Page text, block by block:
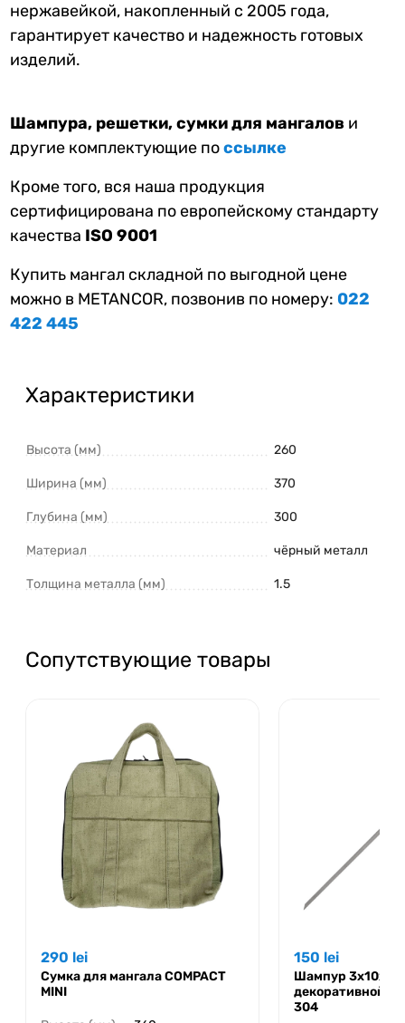
нержавейкой, накопленный с 2005 года,
гарантирует качество и надежность готовых
изделий.
Шампура, решетки, сумки для мангалов и
другие комплектующие поссылке
Кроме того, вся наша продукция
сертифицирована по европейскому стандарту
качества ISO 9001
Купить мангал складной по выгодной цене
можно в METANCOR, позвонив по номеру: 022
422 445
Характеристики
Высота (мм) 260
Ширина (мм) 370
Глубина (мм) 300
Материал чёрный металл
Толщина металла (мм) 1.5
Сопутствующие товары
290 lei
Сумка для мангала COMPACT
MINI
150 lei
Шампур
декоративной
304